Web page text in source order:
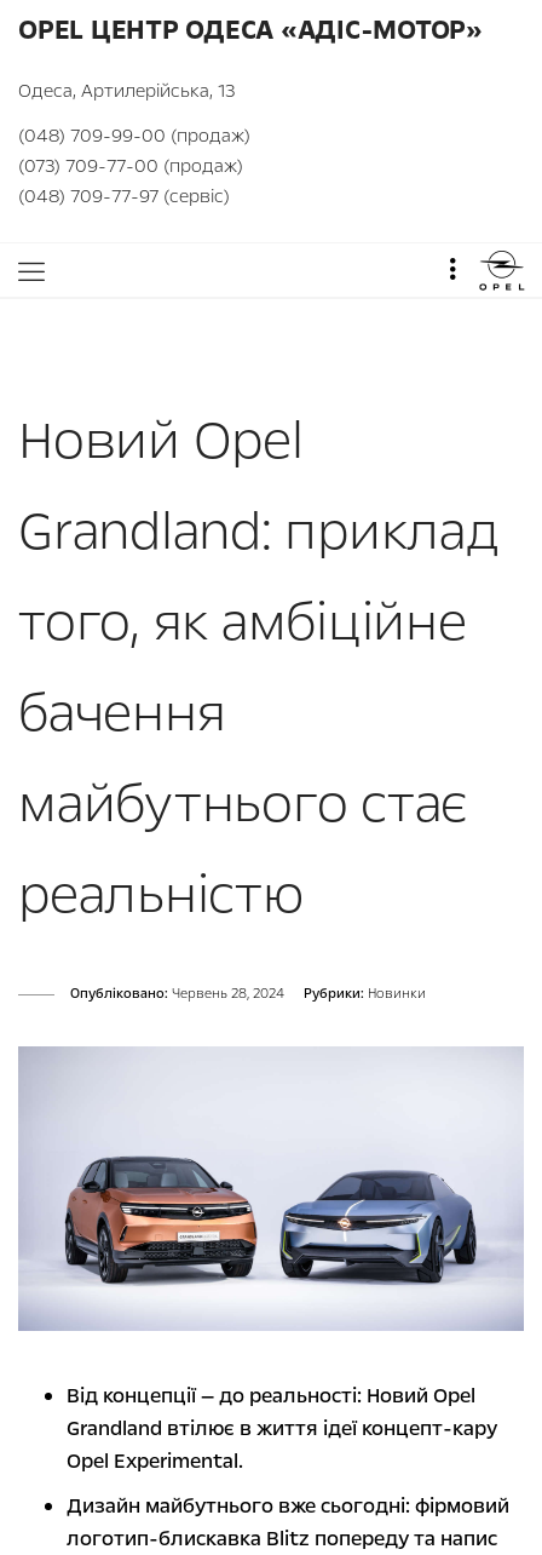
OPEL ЦЕНТР ОДЕСА «АДІС-МОТОР»
Одеса, Артилерійська, 13
(048) 709-99-00 (продаж)
(073) 709-77-00 (продаж)
(048) 709-77-97 (сервіс)
Новий Opel
Grandland: приклад
того, як амбіційне
бачення
майбутнього стає
реальністю
Опубліковано: Червень 28, 2024 Рубрики: Новинки
Від концепції — до реальності: Новий Opel
Grandland втілює в життя ідеї концепт-кару
Opel Experimental.
Дизайн майбутнього вже сьогодні: фірмовий
логотип-блискавка Blitz попереду та напис